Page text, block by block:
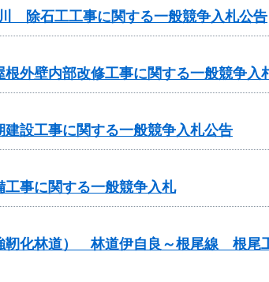
除石工工事に関する一般競争入札公告
根外壁内部改修工事に関する一般競争入
建設工事に関する一般競争入札公告
工事に関する一般競争入札
靭化林道） 林道伊自良～根尾線 根尾